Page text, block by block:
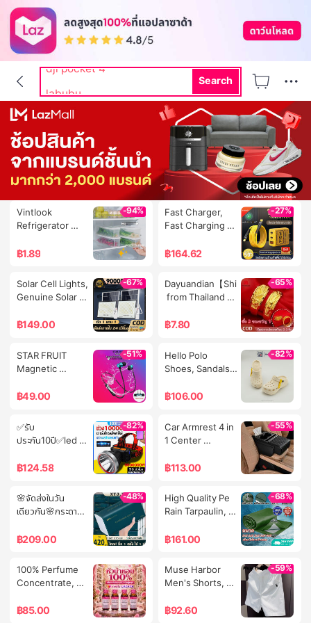
hi shield
dr pong
washing rack
dji pocket 4
labubu
Search
Vintlook
Refrigerator
Vegetable
Purpose Multi-
Plate Meal Prep
Frame, Excellent
Noodle and Egg
Storage.
฿1.89
-94%
Fast Charger,
Fast Charging
Charge, Fast
C/Usb-A/Pd
145W Fast
Fast Charging
Cable Charge
Chargers,
Supports
Xiaomi/Iphone/Android/Vivo/
฿164.62
-27%
Solar Cell Lights,
Genuine Solar
Solar Light, Solar
Waterproof,
Lightning
Protection.
Intelligent Light
Control, Solar
Outdoor Lights,
Solar Cells, Solar
There Is a
the Seller.
฿149.00
-67%
Dayuandian【Shipping
from Thailand 2-
Get 1 Gift]Gold
Rings Vintage
Gold Dragon
Phoenix Rings
for Couples
Women Men
Wedding
Imitation Gold
฿7.80
-65%
STAR FRUIT
Magnetic
Headphones
Stereo Running
Headphones
฿49.00
-51%
Hello Polo
Shoes, Sandals
Platform Heel,
Sole, Casual,
Good
Ventilation, High
When Worn, Soft
Eva Like
Poop Hp8052
฿106.00
-82%
✅รับ
ประกัน10ปี✅led
คาดหัว 6000000w
ไฟฉายคาดหัวแรงสูง
แบตเตอรี่ทนทาน กัน
ไฟสีขาว ชาร์จได้
ไฟฉายแรง
ส่องกบ ไฟคาดหัว ใช้
ต่อเนื่อง200ชั่วโมง
ศีรษะLEDไฟส่อง
฿124.58
-82%
Car Armrest 4 in
1 Center
Box with Cup
Box, Leather
Armrest
฿113.00
-55%
🌸จัดส่งในวัน
เดียวกัน🌸กระดาษ
ใหญ)[ 20ห่อ ]
ชำระ กระดาษเช็ดหน้า
กระดาษชำระ 420
แผ่น หนา 5 ชั้น 1 ลัง
มี 20 ห่อ
฿209.00
-48%
High Quality Pe
Rain Tarpaulin,
2X4 3X3 3X4 3X5
Waterproof, for
Covering Cars,
Covering Goods,
Covering
Machinery,
฿161.00
-68%
100% Perfume
Concentrate,
Brands/Smells,
฿85.00
Muse Harbor
Men's Shorts,
Casual, Loose
฿92.60
-59%